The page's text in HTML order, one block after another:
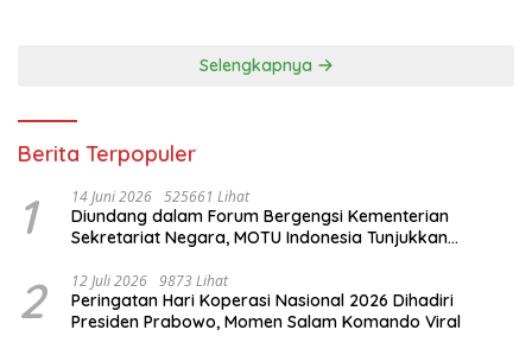
Selengkapnya
Berita Terpopuler
1 14 Juni 2026 525661 Lihat
Diundang dalam Forum Bergengsi Kementerian
Sekretariat Negara, MOTU Indonesia Tunjukkan
2 12 Juli 2026 9873 Lihat
Peringatan Hari Koperasi Nasional 2026 Dihadiri
Presiden Prabowo, Momen Salam Komando Viral